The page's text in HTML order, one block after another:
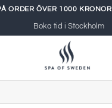
ORDER ÖVER 1000 KRONOR
Boka tid i Stockholm